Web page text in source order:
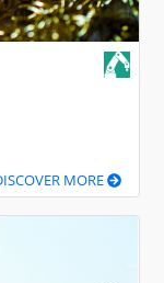
MORE